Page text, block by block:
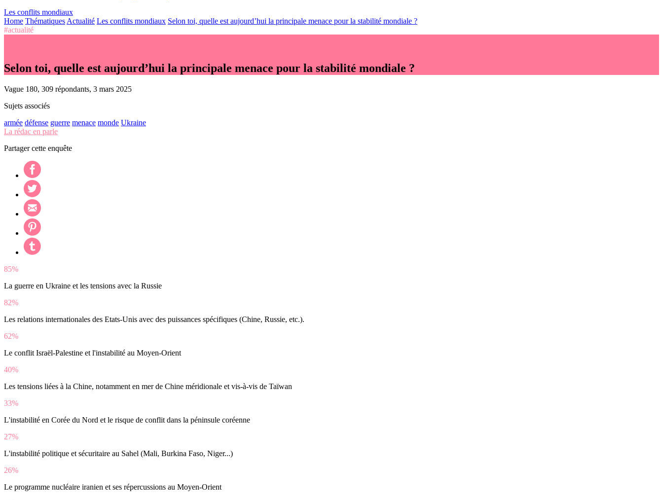
Les conflits mondiaux
Home Thématiques Actualité Les conflits mondiaux Selon toi, quelle est aujourd’hui la principale menace pour la stabilité mondiale ?
#actualité
Selon toi, quelle est aujourd’hui la principale menace pour la stabilité mondiale ?
Vague 180, 309 répondants, 3 mars 2025
Sujets associés
armée défense guerre menace monde Ukraine
La rédac en parle
Partager cette enquête
85%
La guerre en Ukraine et les tensions avec la Russie
82%
Les relations internationales des Etats-Unis avec des puissances spécifiques (Chine, Russie, etc.).
62%
Le conflit Israël-Palestine et l'instabilité au Moyen-Orient
40%
Les tensions liées à la Chine, notamment en mer de Chine méridionale et vis-à-vis de Taïwan
33%
L'instabilité en Corée du Nord et le risque de conflit dans la péninsule coréenne
27%
L'instabilité politique et sécuritaire au Sahel (Mali, Burkina Faso, Niger...)
26%
Le programme nucléaire iranien et ses répercussions au Moyen-Orient